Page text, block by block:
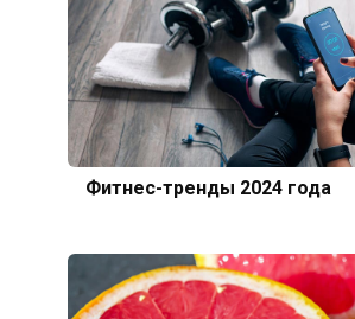
Фитнес-тренды 2024 года